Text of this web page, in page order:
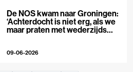
De NOS kwam naar Groningen:
‘Achterdocht is niet erg, als we
maar praten met wederzijds
09-06-2026